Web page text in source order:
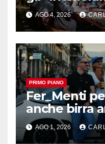
rivoluzione
cibo
AGO 4, 2026
PRIMO PIANO
Fer_Menti
anche birra
AGO 1, 2026